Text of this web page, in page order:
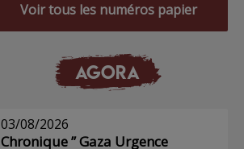
Voir tous les numéros papier
AGORA
03/08/2026
Chronique ” Gaza Urgence